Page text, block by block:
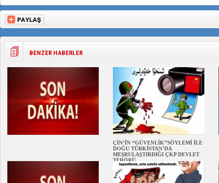
BENZER HABERLER
ÇİN’İN “GÜVENLİK”SÖYLEMİ İLE
DOĞU TÜRKİSTAN’DA
MEŞRULAŞTIRDIĞI ÇKP DEVLET
TERÖRÜ